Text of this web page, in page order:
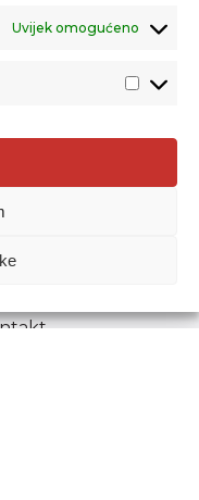
Uvijek omogućeno
navođenje izvora.